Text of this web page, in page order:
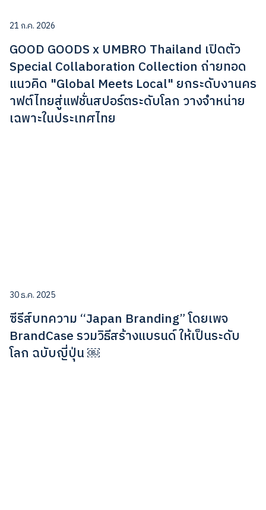
21 ก.ค. 2026
GOOD GOODS x UMBRO Thailand เปิดตัว
Special Collaboration Collection ถ่ายทอด
แนวคิด "Global Meets Local" ยกระดับงานคร
าฟต์ไทยสู่แฟชั่นสปอร์ตระดับโลก วางจำหน่าย
เฉพาะในประเทศไทย
30 ธ.ค. 2025
ซีรีส์บทความ “Japan Branding” โดยเพจ
BrandCase รวมวิธีสร้างแบรนด์ ให้เป็นระดับ
โลก ฉบับญี่ปุ่น ￼